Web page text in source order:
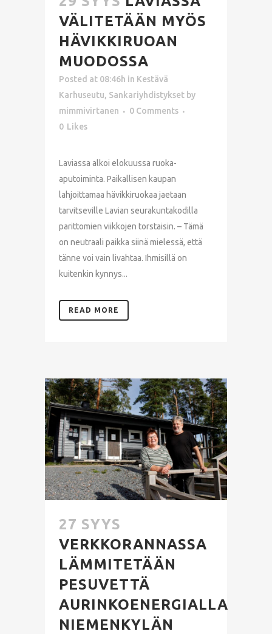
VÄLITETÄÄN MYÖS
HÄVIKKIRUOAN
MUODOSSA
Posted at 08:46h in Kestävä
Karhuseutu, Sankariyhdistykset by
mimmivirtanen
0 Comments
0 Likes
Laviassa alkoi elokuussa ruoka-
aputoiminta. Paikallisen kaupan
lahjoittamaa hävikkiruokaa jaetaan
tarvitseville Lavian seurakuntakodilla
parittomien viikkojen torstaisin. – Tämä
on neutraali paikka siinä mielessä, että
tänne voi vain livahtaa. Ihmisillä on
kuitenkin kynnys...
READ MORE
27 SYYS
VERKKORANNASSA
LÄMMITETÄÄN
PESUVETTÄ
AURINKOENERGIALLA
NIEMENKYLÄN